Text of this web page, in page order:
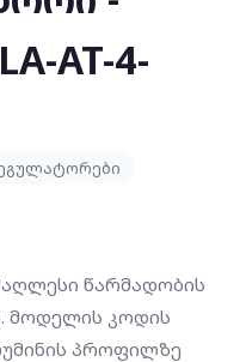
AT-4-
წარმადობის
მოდელის კოდის
პროფილზე